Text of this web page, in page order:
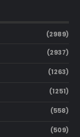
(2989)
(2937)
(1263)
(1251)
(558)
(509)